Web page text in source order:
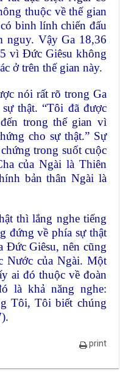
thuộc về thế gian
binh lính chiến đấu
nguy. Vậy Ga 18,36
vì Đức Giêsu không
ở trên thế gian này.
nói rất rõ trong Ga
thật. “Tôi đã được
trong thế gian vì
cho sự thật.” Sự
trong suốt cuộc
của Ngài là Thiên
bản thân Ngài là
thì lắng nghe tiếng
đứng về phía sự thật
Đức Giêsu, nên cũng
Nước của Ngài. Một
ai đó thuộc về đoàn
là khả năng nghe:
Tôi, Tôi biết chúng
print